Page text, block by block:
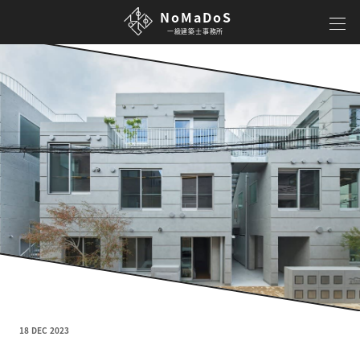
NoMaDoS
一級建築士事務所
18 DEC 2023